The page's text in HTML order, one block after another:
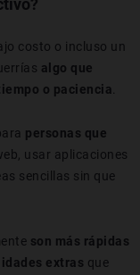
costo o incluso un
algo que
o paciencia
personas que
usar aplicaciones
sencillas sin que
son más rápidas
extras que